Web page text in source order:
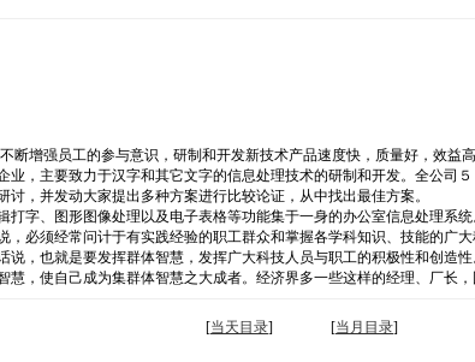
增强员工的参与意识，研制和开发新技术产品速度快，质量好，效益
，主要致力于汉字和其它文字的信息处理技术的研制和开发。全公司
，并发动大家提出多种方案进行比较论证，从中找出最佳方案。
字、图形图像处理以及电子表格等功能集于一身的办公室信息处理系统
必须经常问计于有实践经验的职工群众和掌握各学科知识、技能的广
，也就是要发挥群体智慧，发挥广大科技人员与职工的积极性和创造
的智慧，使自己成为集群体智慧之大成者。经济界多一些这样的
[当天目录] [当月目录]